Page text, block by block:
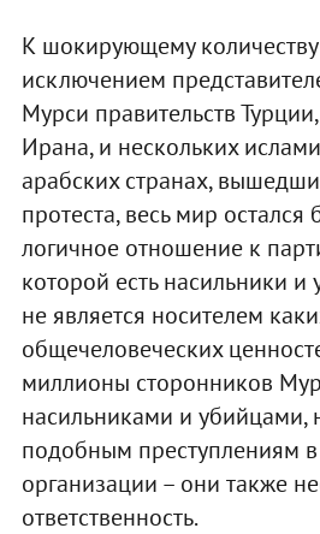
К шокирующему количеству
исключением
Мурси правительств
Ирана, и нескольких
арабских странах,
протеста, весь мир
логичное отношение к
которой есть насильники и
не является носителем
общечеловеческих
миллионы сторонников
насильниками и убийцами,
подобным преступлениям
организации – они также
ответственность.